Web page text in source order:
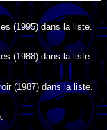
(1995) dans la liste.
(1988) dans la liste.
(1987) dans la liste.